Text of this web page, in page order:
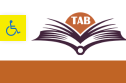
Eszköztár megnyitása